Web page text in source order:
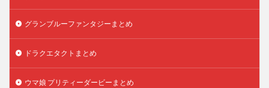
グランブルーファンタジーまとめ
ドラクエタクトまとめ
ウマ娘 プリティーダービーまとめ